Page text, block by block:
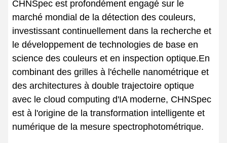
CHNSpec est profondément engagé sur le
marché mondial de la détection des couleurs,
investissant continuellement dans la recherche et
le développement de technologies de base en
science des couleurs et en inspection optique.En
combinant des grilles à l'échelle nanométrique et
des architectures à double trajectoire optique
avec le cloud computing d'IA moderne, CHNSpec
est à l'origine de la transformation intelligente et
numérique de la mesure spectrophotométrique.